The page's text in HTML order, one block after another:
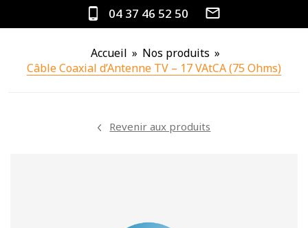
04 37 46 52 50
Accueil » Nos produits »
Câble Coaxial d’Antenne TV – 17 VAtCA (75 Ohms)
Revenir aux produits